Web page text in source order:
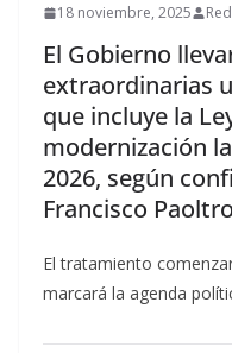
18 noviembre, 2025
El Gobierno
extraordinarias
que incluye la
modernización
2026, según
Francisco
El tratamiento
marcará la agenda